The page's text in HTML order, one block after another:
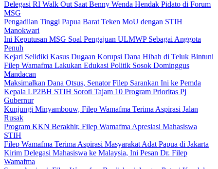
Delegasi RI Walk Out Saat Benny Wenda Hendak Pidato di Forum
MSG
Pengadilan Tinggi Papua Barat Teken MoU dengan STIH
Manokwari
Ini Keputusan MSG Soal Pengajuan ULMWP Sebagai Anggota
Penuh
Kejari Selidiki Kasus Dugaan Korupsi Dana Hibah di Teluk Bintuni
Filep Wamafma Lakukan Edukasi Politik Sosok Dominggus
Mandacan
Maksimalkan Dana Otsus, Senator Filep Sarankan Ini ke Pemda
Kepala LP2BH STIH Soroti Tajam 10 Program Prioritas Pj
Gubernur
Kunjungi Minyambouw, Filep Wamafma Terima Aspirasi Jalan
Rusak
Program KKN Berakhir, Filep Wamafma Apresiasi Mahasiswa
STIH
Filep Wamafma Terima Aspirasi Masyarakat Adat Papua di Jakarta
Kirim Delegasi Mahasiswa ke Malaysia, Ini Pesan Dr. Filep
Wamafma